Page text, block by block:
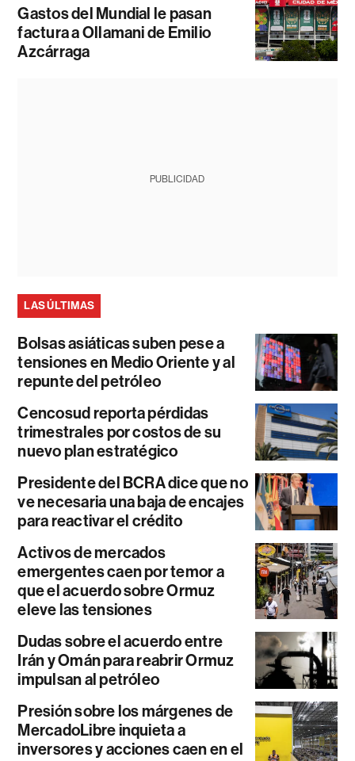
Gastos del Mundial le pasan
factura a Ollamani de Emilio
Azcárraga
PUBLICIDAD
LAS ÚLTIMAS
Bolsas asiáticas suben pese a
tensiones en Medio Oriente y al
repunte del petróleo
Cencosud reporta pérdidas
trimestrales por costos de su
nuevo plan estratégico
Presidente del BCRA dice que no
ve necesaria una baja de encajes
para reactivar el crédito
Activos de mercados
emergentes caen por temor a
que el acuerdo sobre Ormuz
eleve las tensiones
Dudas sobre el acuerdo entre
Irán y Omán para reabrir Ormuz
impulsan al petróleo
Presión sobre los márgenes de
MercadoLibre inquieta a
inversores y acciones caen en el